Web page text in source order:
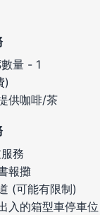
量 - 1
)
供咖啡/茶
務
報攤
(可能有限制)
入的箱型車停車位